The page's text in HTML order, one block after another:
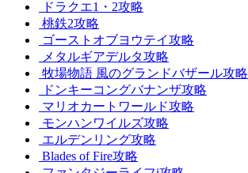
ドラクエ1・2攻略
桃鉄2攻略
ゴーストオブヨウテイ攻略
メタルギアデルタ攻略
牧場物語 風のグランドバザール攻略
ドンキーコングバナンザ攻略
マリオカートワールド攻略
モンハンワイルズ攻略
エルデンリング攻略
Blades of Fire攻略